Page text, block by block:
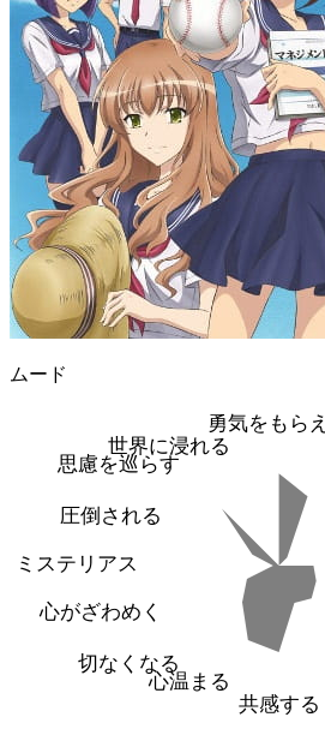
ムード
勇気をもら
共感する
心温まる
切なくなる
心がざわめく
ミステリアス
圧倒される
思慮を巡らす
世界に浸れる